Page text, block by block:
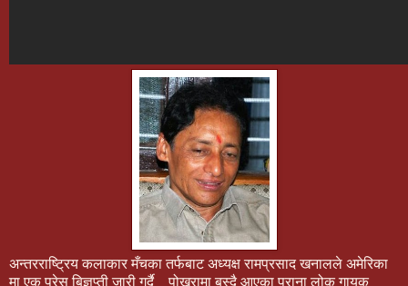
अन्तरराष्ट्रिय कलाकार मँचका तर्फबाट अध्यक्ष रामप्रसाद खनालले अमेरिका
मा एक प्रेस बिज्ञप्ती जारी गर्दै पोखरामा बस्दै आएका पुराना लोक गायक